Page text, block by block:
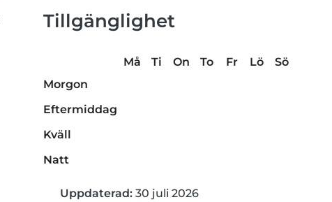
Tillgänglighet
Må Ti On To Fr Lö
Sö
Morgon
Eftermiddag
Kväll
Natt
Uppdaterad: 30 juli 2026